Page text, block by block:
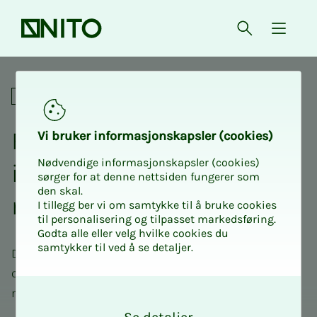
Forsiden Åpne søk
{
Fagnettverk
Fag­­­nett­verk for NITO Bio­­­
in­­­ge­­­ni­ør­­­fag­­­lig in­s­­ti­tutt
mikro­­­bio­­­lo­­­gi
Dette er et fagnettverk for deg som er bioingeniør
og som jobber med eller har interesse for
mikrobiologi.
Vi bru­­­ker in­­­for­­­ma­­­sjons­­­kaps­­­­­ler (cookies)
Nødvendige informasjonskapsler (cookies)
sørger for at denne nettsiden fungerer som
den skal.
I tillegg ber vi om samtykke til å bruke cookies
til personalisering og tilpasset markedsføring.
Godta alle eller velg hvilke cookies du
samtykker til ved å se detaljer.